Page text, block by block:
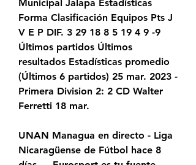
Municipal Jalapa Estadísticas
Forma Clasificación Equipos Pts J
V E P DIF. 3 29 18 8 5 19 4 9 -9
Últimos partidos Últimos
resultados Estadísticas promedio
(Últimos 6 partidos) 25 mar. 2023 -
Primera Division 2: 2 CD Walter
Ferretti 18 mar.
UNAN Managua en directo - Liga
Nicaragüense de Fútbol hace 8